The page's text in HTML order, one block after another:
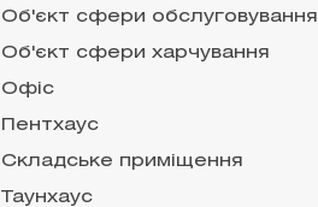
Об'єкт сфери обслуговування
Об'єкт сфери харчування
Офіс
Пентхаус
Складське приміщення
Таунхаус